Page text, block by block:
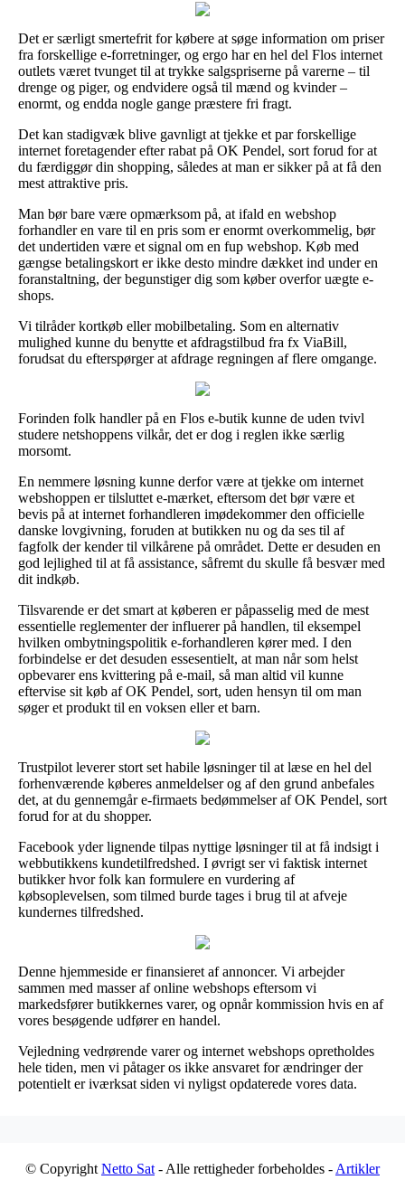
Det er særligt smertefrit for købere at søge information om priser
fra forskellige e-forretninger, og ergo har en hel del Flos internet
outlets været tvunget til at trykke salgspriserne på varerne – til
drenge og piger, og endvidere også til mænd og kvinder –
enormt, og endda nogle gange præstere fri fragt.
Det kan stadigvæk blive gavnligt at tjekke et par forskellige
internet foretagender efter rabat på OK Pendel, sort forud for at
du færdiggør din shopping, således at man er sikker på at få den
mest attraktive pris.
Man bør bare være opmærksom på, at ifald en webshop
forhandler en vare til en pris som er enormt overkommelig, bør
det undertiden være et signal om en fup webshop. Køb med
gængse betalingskort er ikke desto mindre dækket ind under en
foranstaltning, der begunstiger dig som køber overfor uægte e-
shops.
Vi tilråder kortkøb eller mobilbetaling. Som en alternativ
mulighed kunne du benytte et afdragstilbud fra fx ViaBill,
forudsat du efterspørger at afdrage regningen af flere omgange.
Forinden folk handler på en Flos e-butik kunne de uden tvivl
studere netshoppens vilkår, det er dog i reglen ikke særlig
morsomt.
En nemmere løsning kunne derfor være at tjekke om internet
webshoppen er tilsluttet e-mærket, eftersom det bør være et
bevis på at internet forhandleren imødekommer den officielle
danske lovgivning, foruden at butikken nu og da ses til af
fagfolk der kender til vilkårene på området. Dette er desuden en
god lejlighed til at få assistance, såfremt du skulle få besvær med
dit indkøb.
Tilsvarende er det smart at køberen er påpasselig med de mest
essentielle reglementer der influerer på handlen, til eksempel
hvilken ombytningspolitik e-forhandleren kører med. I den
forbindelse er det desuden essesentielt, at man når som helst
opbevarer ens kvittering på e-mail, så man altid vil kunne
eftervise sit køb af OK Pendel, sort, uden hensyn til om man
søger et produkt til en voksen eller et barn.
Trustpilot leverer stort set habile løsninger til at læse en hel del
forhenværende køberes anmeldelser og af den grund anbefales
det, at du gennemgår e-firmaets bedømmelser af OK Pendel, sort
forud for at du shopper.
Facebook yder lignende tilpas nyttige løsninger til at få indsigt i
webbutikkens kundetilfredshed. I øvrigt ser vi faktisk internet
butikker hvor folk kan formulere en vurdering af
købsoplevelsen, som tilmed burde tages i brug til at afveje
kundernes tilfredshed.
Denne hjemmeside er finansieret af annoncer. Vi arbejder
sammen med masser af online webshops eftersom vi
markedsfører butikkernes varer, og opnår kommission hvis en af
vores besøgende udfører en handel.
Vejledning vedrørende varer og internet webshops opretholdes
hele tiden, men vi påtager os ikke ansvaret for ændringer der
potentielt er iværksat siden vi nyligst opdaterede vores data.
© Copyright Netto Sat - Alle rettigheder forbeholdes - Artikler